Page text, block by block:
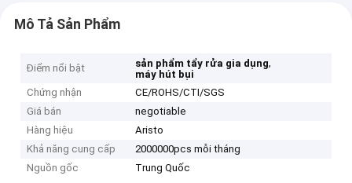
Mô Tả Sản Phẩm
Điểm nổi bật sản phẩm tẩy rửa gia dụng,
máy hút bụi
Chứng nhận
CE/ROHS/CTI/SGS
Giá bán
negotiable
Hàng hiệu
Aristo
Khả năng cung cấp
2000000pcs mỗi tháng
Nguồn gốc
Trung Quốc